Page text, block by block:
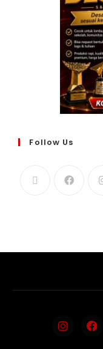
Follow Us